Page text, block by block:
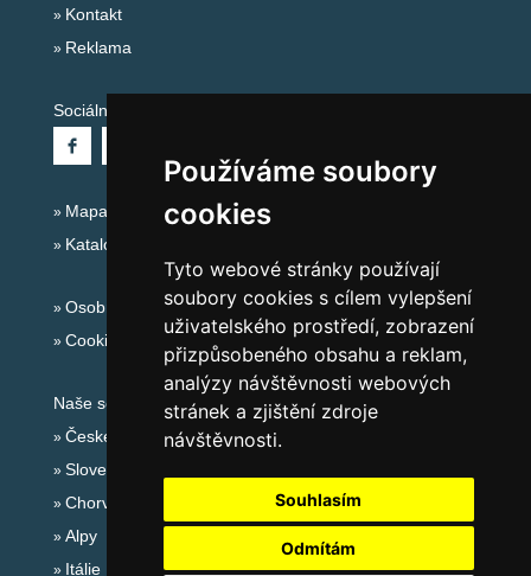
Používáme soubory
cookies
Tyto webové stránky používají
soubory cookies s cílem vylepšení
uživatelského prostředí, zobrazení
přizpůsobeného obsahu a reklam,
analýzy návštěvnosti webových
stránek a zjištění zdroje
návštěvnosti.
Souhlasím
Odmítám
Kontakt
Reklama
Sociální sítě:
Mapa serveru Alpy Itálie - Dolomity
Katalog ubytování
Osobní údaje
Cookies
Naše servery:
České hory
Slovenské hory
Chorvatsko
Alpy
Itálie